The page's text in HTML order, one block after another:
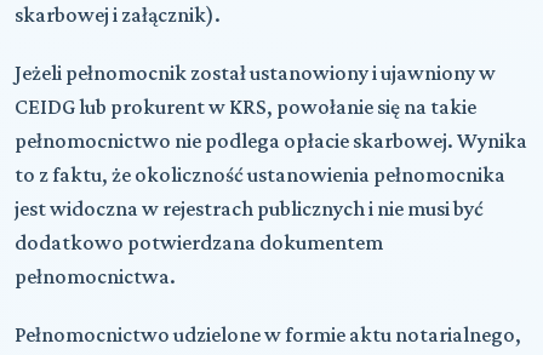
skarbowej i załącznik).
Jeżeli pełnomocnik został ustanowiony i ujawniony w
CEIDG lub prokurent w KRS, powołanie się na takie
pełnomocnictwo nie podlega opłacie skarbowej. Wynika
to z faktu, że okoliczność ustanowienia pełnomocnika
jest widoczna w rejestrach publicznych i nie musi być
dodatkowo potwierdzana dokumentem
pełnomocnictwa.
Pełnomocnictwo udzielone w formie aktu notarialnego,